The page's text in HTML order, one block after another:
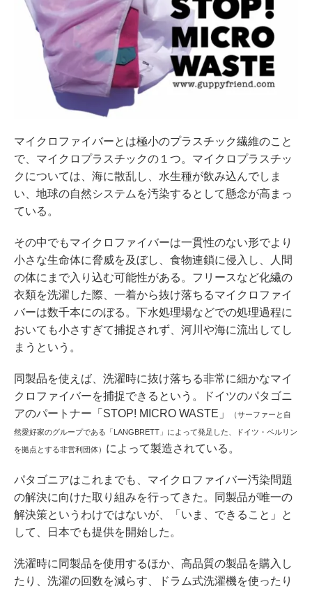
マイクロファイバーとは極小のプラスチック繊維のこと
で、マイクロプラスチックの１つ。マイクロプラスチッ
クについては、海に散乱し、水生種が飲み込んでしま
い、地球の自然システムを汚染するとして懸念が高まっ
ている。
その中でもマイクロファイバーは一貫性のない形でより
小さな生命体に脅威を及ぼし、食物連鎖に侵入し、人間
の体にまで入り込む可能性がある。フリースなど化繊の
衣類を洗濯した際、一着から抜け落ちるマイクロファイ
バーは数千本にのぼる。下水処理場などでの処理過程に
おいても小さすぎて捕捉されず、河川や海に流出してし
まうという。
同製品を使えば、洗濯時に抜け落ちる非常に細かなマイ
クロファイバーを捕捉できるという。ドイツのパタゴニ
アのパートナー「STOP! MICRO WASTE」
（サーファーと自
然愛好家のグループである「LANGBRETT」によって発足した、ドイツ・ベルリン
を拠点とする非営利団体） によって製造されている。
パタゴニアはこれまでも、マイクロファイバー汚染問題
の解決に向けた取り組みを行ってきた。同製品が唯一の
解決策というわけではないが、「いま、できること」と
して、日本でも提供を開始した。
洗濯時に同製品を使用するほか、高品質の製品を購入し
たり、洗濯の回数を減らす、ドラム式洗濯機を使ったり